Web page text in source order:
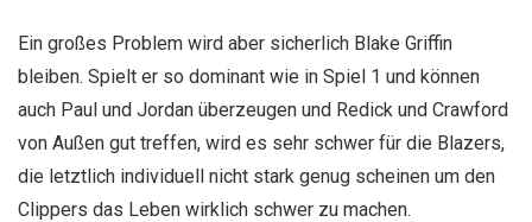
Ein großes Problem wird aber sicherlich Blake Griffin
bleiben. Spielt er so dominant wie in Spiel 1 und können
auch Paul und Jordan überzeugen und Redick und Crawford
von Außen gut treffen, wird es sehr schwer für die Blazers,
die letztlich individuell nicht stark genug scheinen um den
Clippers das Leben wirklich schwer zu machen.